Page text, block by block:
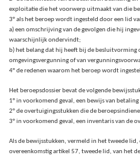
exploitatie die het voorwerp uitmaakt van die
3° als het beroep wordt ingesteld door een lid
a) een omschrijving van de gevolgen die hij
waarschijnlijk ondervindt;
b) het belang dat hij heeft bij de besluitvorming
omgevingsvergunning of van
4° de redenen waarom het beroep wordt
Het beroepsdossier bevat de volgende
1° in voorkomend geval, een bewijs van betaling
2° de overtuigingsstukken die de
3° in voorkomend geval, een inventaris van de
Als de bewijsstukken, vermeld in het tweede
overeenkomstig artikel 57, tweede lid, van het